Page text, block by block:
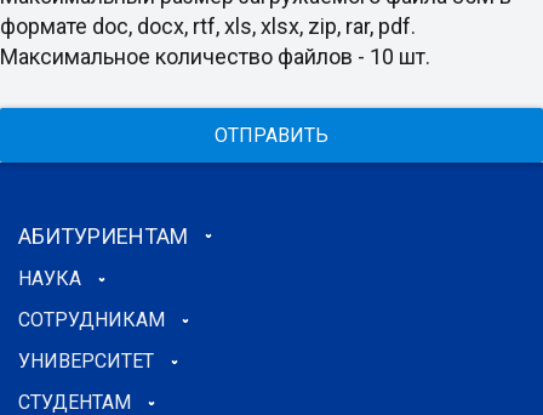
формате doc, docx, rtf, xls, xlsx, zip, rar, pdf.
Максимальное количество файлов - 10 шт.
ОТПРАВИТЬ
АБИТУРИЕНТАМ
НАУКА
СОТРУДНИКАМ
УНИВЕРСИТЕТ
СТУДЕНТАМ